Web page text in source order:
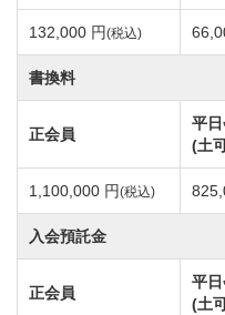
コース設計は藤田欽哉
上誠一氏の師匠であり
これまでに霞ヶ関カン
数々の名門コースを手
大木は伐採することな
またドッグレッグや池
たコースデザイン。
高い戦略性と自然の造
132,000 円(税込)
書換料
正会員
平
(土
1,100,000 円(税込)
入会預託金
正会員
平
(土